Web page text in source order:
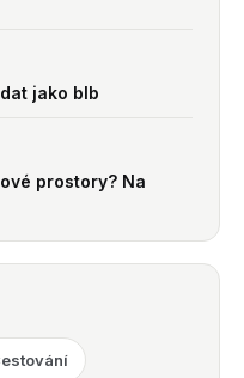
jako blb
prostory? Na